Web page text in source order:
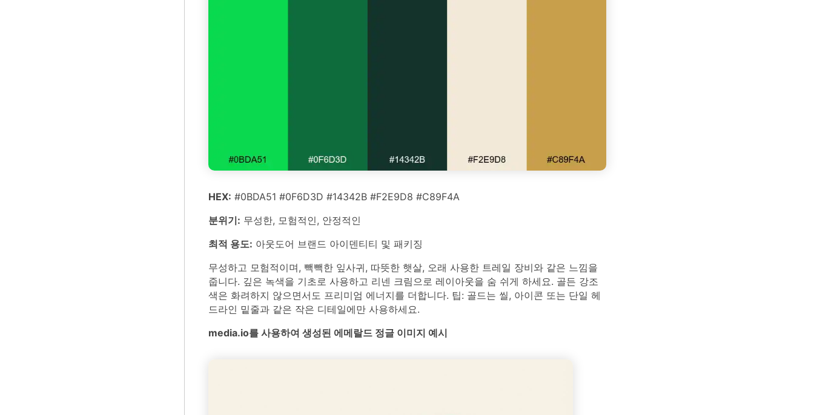
HEX: #0BDA51 #0F6D3D #14342B #F2E9D8 #C89F4A
분위기: 무성한, 모험적인, 안정적인
최적 용도: 아웃도어 브랜드 아이덴티티 및 패키징
무성하고 모험적이며, 빽빽한 잎사귀, 따뜻한 햇살, 오래 사용한 트레일 장비와 같은 느낌을
줍니다. 깊은 녹색을 기초로 사용하고 리넨 크림으로 레이아웃을 숨 쉬게 하세요. 골든 강조
색은 화려하지 않으면서도 프리미엄 에너지를 더합니다. 팁: 골드는 씰, 아이콘 또는 단일 헤
드라인 밑줄과 같은 작은 디테일에만 사용하세요.
media.io를 사용하여 생성된 에메랄드 정글 이미지 예시